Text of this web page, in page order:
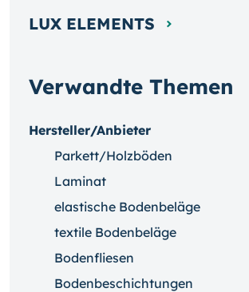
Verwandte Themen
Hersteller/Anbieter
Parkett/Holzböden
Laminat
elastische Bodenbeläge
textile Bodenbeläge
Bodenfliesen
Bodenbeschichtungen
LUX ELEMENTS